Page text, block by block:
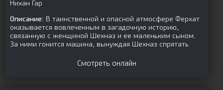
Нихан Гар
Описание: В таинственной и опасной атмосфере Ферхат
оказывается вовлеченным в загадочную историю,
связанную с женщиной Шехназ и ее маленьким сыном.
За ними гонится машина, вынуждая Шехназ спрятать
Смотреть онлайн